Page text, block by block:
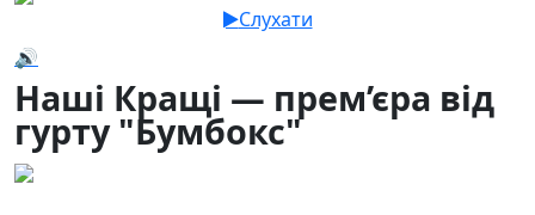
Слухати
🔊
Наші Кращі — прем’єра від
гурту "Бумбокс"